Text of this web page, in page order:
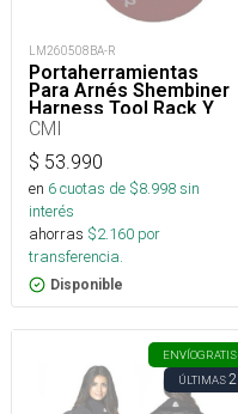
LM260508BA-R
Portaherramientas
Para Arnés Shembiner
Harness Tool Rack Y
Arborismo
CMI
$ 53.990
en 6cuotas de $8.998sin
interés
ahorras $2.160 por
transferencia.
Disponible
ENVÍOGRATIS
ÚLTIMAS2